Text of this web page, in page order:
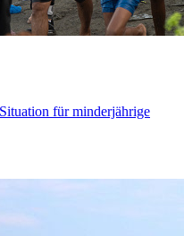
für minderjährige